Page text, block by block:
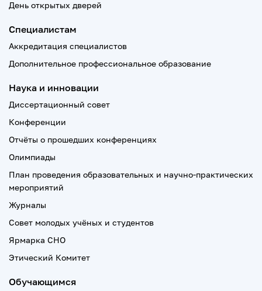
День открытых дверей
Специалистам
Аккредитация специалистов
Дополнительное профессиональное образование
Наука и инновации
Диссертационный совет
Конференции
Отчёты о прошедших конференциях
Олимпиады
План проведения образовательных и научно-практических
мероприятий
Журналы
Совет молодых учёных и студентов
Ярмарка СНО
Этический Комитет
Обучающимся